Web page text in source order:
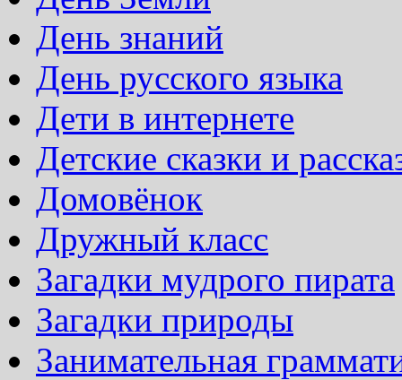
День знаний
День русского языка
Дети в интернете
Детские сказки и
Домовёнок
Дружный класс
Загадки мудрого пирата
Загадки природы
Занимательная